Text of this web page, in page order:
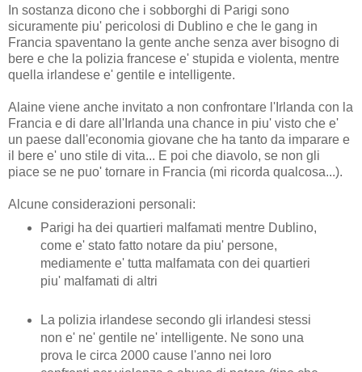
In sostanza dicono che i sobborghi di Parigi sono
sicuramente piu' pericolosi di Dublino e che le gang in
Francia spaventano la gente anche senza aver bisogno di
bere e che la polizia francese e' stupida e violenta, mentre
quella irlandese e' gentile e intelligente.
Alaine viene anche invitato a non confrontare l'Irlanda con la
Francia e di dare all'Irlanda una chance in piu' visto che e'
un paese dall'economia giovane che ha tanto da imparare e
il bere e' uno stile di vita... E poi che diavolo, se non gli
piace se ne puo' tornare in Francia (mi ricorda qualcosa...).
Alcune considerazioni personali:
Parigi ha dei quartieri malfamati mentre Dublino,
come e' stato fatto notare da piu' persone,
mediamente e' tutta malfamata con dei quartieri
piu' malfamati di altri
La polizia irlandese secondo gli irlandesi stessi
non e' ne' gentile ne' intelligente. Ne sono una
prova le circa 2000 cause l'anno nei loro